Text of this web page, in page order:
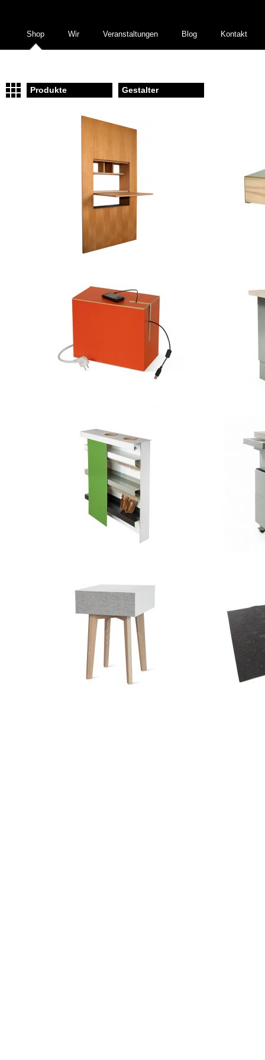
Shop Wir Veranstaltungen Blog Kontakt
Produkte Gestalter